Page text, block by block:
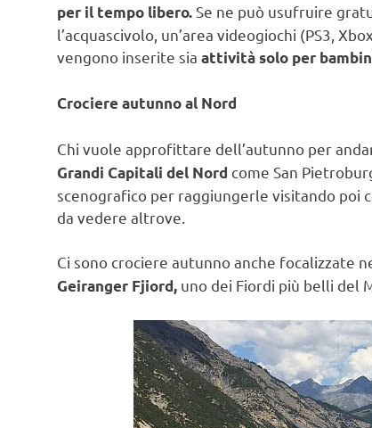
per il tempo libero. Se ne può usufruire
l’acquascivolo, un’area videogiochi (PS3,
vengono inserite sia attività solo per
Crociere autunno al Nord
Chi vuole approfittare dell’autunno per
Grandi Capitali del Nord come San
scenografico per raggiungerle visitando poi
da vedere altrove.
Ci sono crociere autunno anche focalizzate
Geiranger Fjiord, uno dei Fiordi più belli del